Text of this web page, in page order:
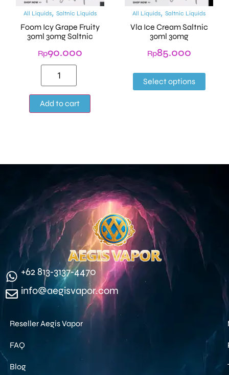
All Liquids, Saltnic Liquids
Foom Icy Grape Fruity
30ml 30mg Saltnic
Rp90.000
Add to cart
Alternative:
All Liquids,Saltnic Liquids
Vla Ice Cream Saltnic
30ml 30mg
Rp85.000
Select options
‪+62 813‑3137‑4470‬
info@aegisvapor.com
Reseller Aegis Vapor
FAQ
Blog